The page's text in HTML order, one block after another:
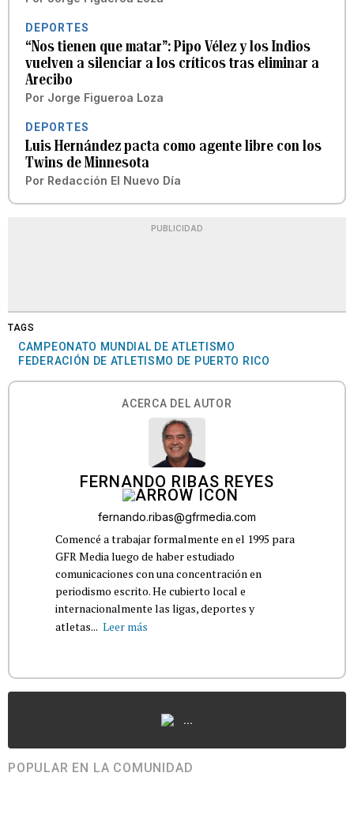
DEPORTES
“Nos tienen que matar”: Pipo Vélez y los Indios
vuelven a silenciar a los críticos tras eliminar a
Arecibo
Por Jorge Figueroa Loza
DEPORTES
Luis Hernández pacta como agente libre con los
Twins de Minnesota
Por Redacción El Nuevo Día
PUBLICIDAD
TAGS
CAMPEONATO MUNDIAL DE ATLETISMO
FEDERACIÓN DE ATLETISMO DE PUERTO RICO
ACERCA DEL AUTOR
FERNANDO RIBAS REYES
fernando.ribas@gfrmedia.com
Comencé a trabajar formalmente en el 1995 para
GFR Media luego de haber estudiado
comunicaciones con una concentración en
periodismo escrito. He cubierto local e
internacionalmente las ligas, deportes y
atletas... Leer más
...
POPULAR EN LA COMUNIDAD